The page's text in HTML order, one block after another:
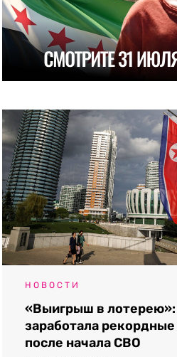
НОВОСТИ
«Выигрыш в
заработала
после начала СВО